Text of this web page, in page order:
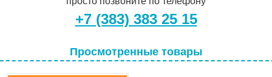
+7 (383) 383 25 15
Просмотренные товары